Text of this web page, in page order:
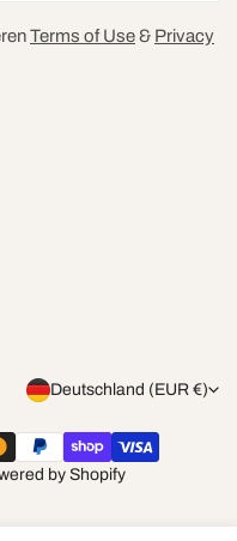
Terms of Use& Privacy
L
a
n
Deutschland (EUR €)
by Shopify